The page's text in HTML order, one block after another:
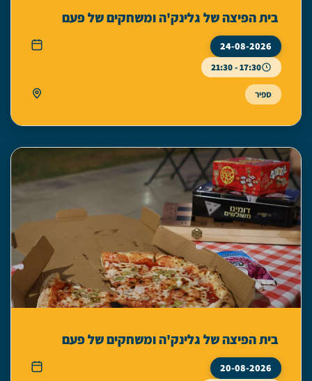
בית הפיצה של גלינק'ה ומשחקים של פעם
24-08-2026
17:30 - 21:30
ספיר
בית הפיצה של גלינק'ה ומשחקים של פעם
20-08-2026